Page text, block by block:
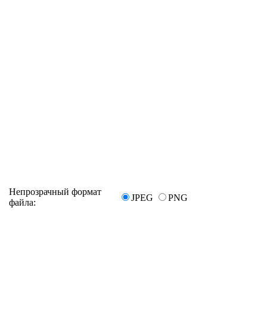
Непрозрачный формат
файла:
JPEG PNG